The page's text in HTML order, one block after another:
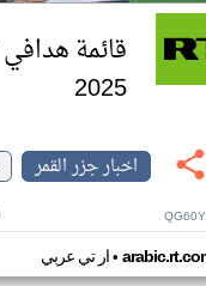
قائمة
2025
اخبار جزر القمر
ار تي عربي•